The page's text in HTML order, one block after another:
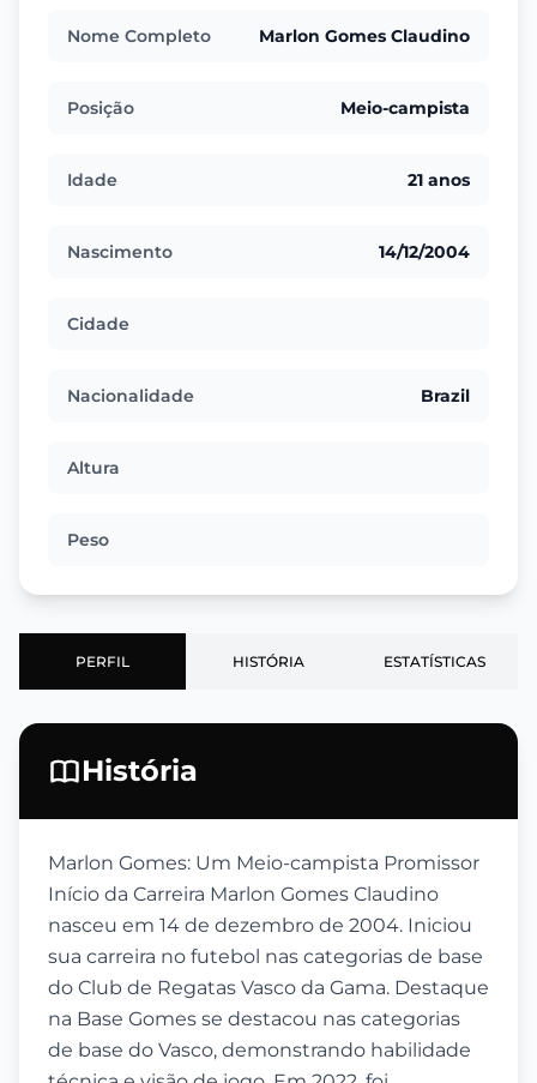
Nome Completo Marlon Gomes Claudino
Posição Meio-campista
Idade 21 anos
Nascimento 14/12/2004
Cidade
Nacionalidade Brazil
Altura
Peso
PERFIL HISTÓRIA ESTATÍSTICAS
História
Marlon Gomes: Um Meio-campista Promissor
Início da Carreira Marlon Gomes Claudino
nasceu em 14 de dezembro de 2004. Iniciou
sua carreira no futebol nas categorias de base
do Club de Regatas Vasco da Gama. Destaque
na Base Gomes se destacou nas categorias
de base do Vasco, demonstrando habilidade